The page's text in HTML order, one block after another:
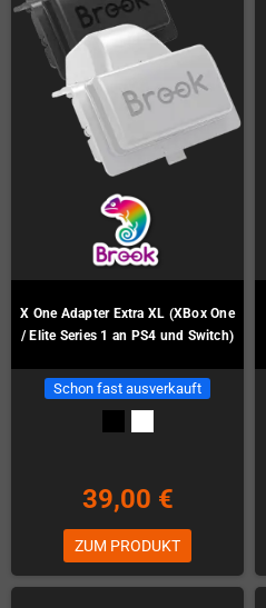
X One Adapter Extra XL (XBox One
/ Elite Series 1 an PS4 und Switch)
Schon fast ausverkauft
39,00 €
ZUM PRODUKT